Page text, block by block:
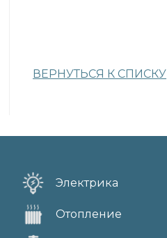
ВЕРНУТЬСЯ К СПИСКУ
Электрика
Отопление